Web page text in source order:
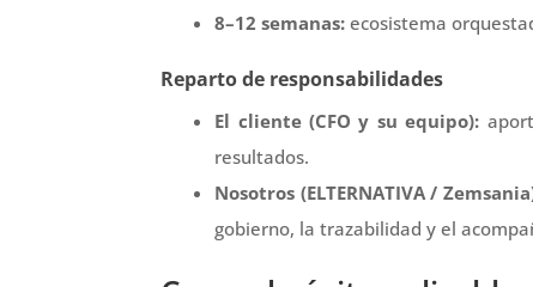
8–12 semanas: ecosistema
Reparto de responsabilidades
El cliente (CFO y su equipo):
resultados.
Nosotros (ELTERNATIVA /
gobierno, la trazabilidad y el